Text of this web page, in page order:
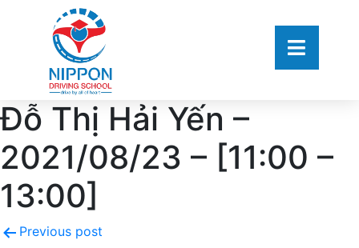
Đỗ Thị Hải Yến –
2021/08/23 – [11:00 –
13:00]
Previous post